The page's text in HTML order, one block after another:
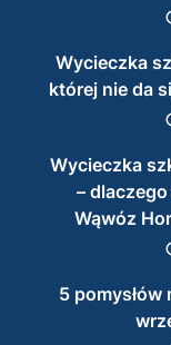
Wycieczka
której nie da
Wycieczka
–
Wąwóz
5